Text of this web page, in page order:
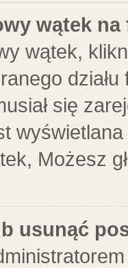
wątek na
wątek,
się
Możesz
usunąć